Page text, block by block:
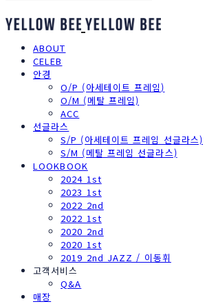
ABOUT
CELEB
안경
O/P (아세테이트 프레임)
O/M (메탈 프레임)
ACC
선글라스
S/P (아세테이트 프레임 선글라스)
S/M (메탈 프레임 선글라스)
LOOKBOOK
2024 1st
2023 1st
2022 2nd
2022 1st
2020 2nd
2020 1st
2019 2nd JAZZ / 이동휘
고객서비스
Q&A
매장